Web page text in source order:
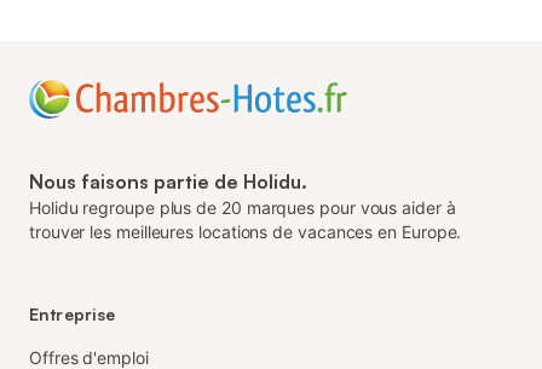
Nous faisons partie de Holidu.
Holidu regroupe plus de 20 marques pour vous aider à
trouver les meilleures locations de vacances en Europe.
Entreprise
Offres d'emploi